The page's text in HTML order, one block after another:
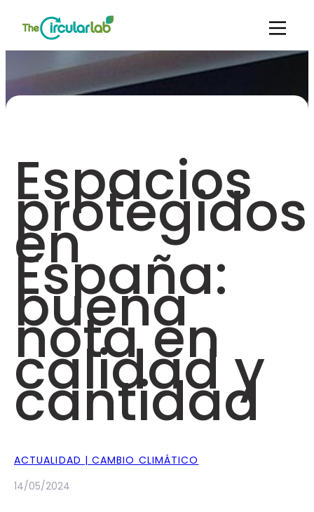
Espacios
protegidos
en
España:
buena
nota en
calidad y
cantidad
ACTUALIDAD
CAMBIO CLIMÁTICO
14/05/2024